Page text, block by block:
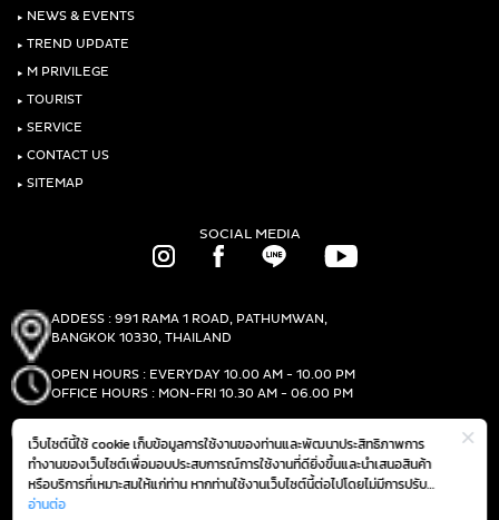
เว็บไซต์นี้ใช้ cookie เก็บข้อมูลการใช้งานของท่านและพัฒนาประสิทธิภาพการ
ทำงานของเว็บไซต์เพื่อมอบประสบการณ์การใช้งานที่ดียิ่งขึ้นและนำเสนอสินค้า
หรือบริการที่เหมาะสมให้แก่ท่าน หากท่านใช้งานเว็บไซต์นี้ต่อไปโดยไม่มีการปรับ
ตั้งค่าใดๆ ถือว่าท่านยอมรับตาม
อ่านต่อ
‣ NEWS & EVENTS
‣ TREND UPDATE
‣ M PRIVILEGE
‣ TOURIST
‣ SERVICE
‣ CONTACT US
‣ SITEMAP
SOCIAL MEDIA
ADDESS : 991 RAMA 1 ROAD, PATHUMWAN,
BANGKOK 10330, THAILAND
OPEN HOURS : EVERYDAY 10.00 AM - 10.00 PM
OFFICE HOURS : MON-FRI 10.30 AM - 06.00 PM
FAX :(+66)2-690-1000